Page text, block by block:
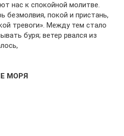
нас к спокойной молитве.
безмолвия, покой и пристань,
тревоги». Между тем стало
буря; ветер рвался из
МОРЯ